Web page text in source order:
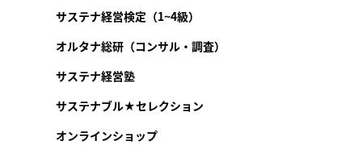
サステナ経営検定（1~4級）
オルタナ総研（コンサル・調査）
サステナ経営塾
サステナブル★セレクション
オンラインショップ